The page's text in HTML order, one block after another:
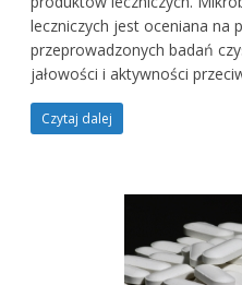
leczniczych jest oceniana na
przeprowadzonych badań
jałowości i aktywności
Czytaj dalej